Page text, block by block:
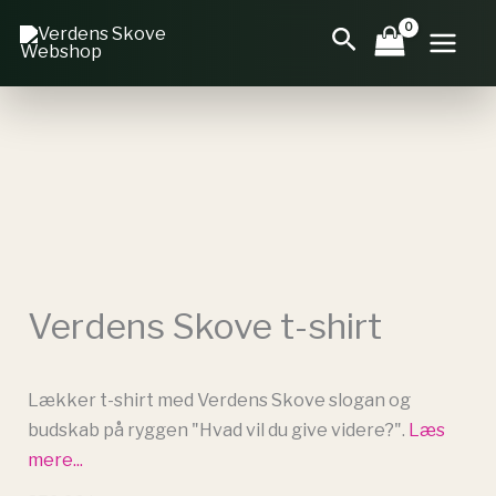
Søg
Verdens Skove t-shirt
Lækker t-shirt med Verdens Skove slogan og
budskab på ryggen "Hvad vil du give videre?". Læs
mere...